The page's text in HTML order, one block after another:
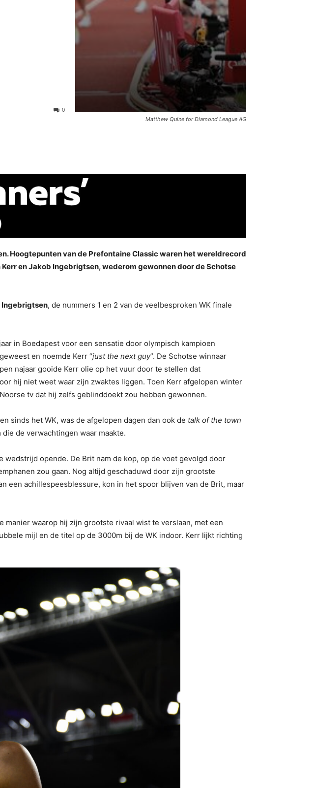
Matthew Quine for Diamond League AG
0
Hoogtepunten van de Prefontaine Classic waren het wereldrecord
en Jakob Ingebrigtsen, wederom gewonnen door de Schotse
, de nummers 1 en 2 van de veelbesproken WK finale
in Boedapest voor een sensatie door olympisch kampioen
en noemde Kerr “just the next guy”. De Schotse winnaar
najaar gooide Kerr olie op het vuur door te stellen dat
hij niet weet waar zijn zwaktes liggen. Toen Kerr afgelopen winter
tv dat hij zelfs geblinddoekt zou hebben gewonnen.
sinds het WK, was de afgelopen dagen dan ook de talk of the town
de verwachtingen waar maakte.
opende. De Brit nam de kop, op de voet gevolgd door
zou gaan. Nog altijd geschaduwd door zijn grootste
een achillespeesblessure, kon in het spoor blijven van de Brit, maar
waarop hij zijn grootste rivaal wist te verslaan, met een
mijl en de titel op de 3000m bij de WK indoor. Kerr lijkt richting